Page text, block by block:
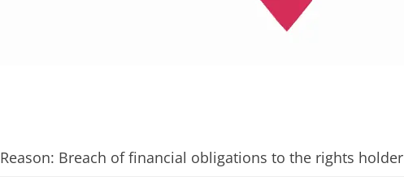
Reason: Breach of financial obligations to the rights holder